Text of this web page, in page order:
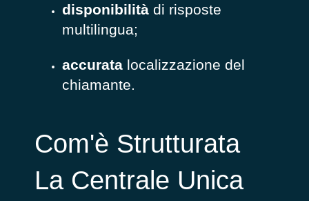
disponibilitàdi risposte
multilingua;
accuratalocalizzazione del
chiamante.
Com'è Strutturata
La Centrale Unica